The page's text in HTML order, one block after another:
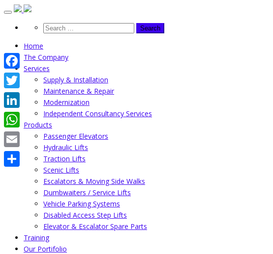
Skip
content
Home
The Company
Services
Supply & Installation
Maintenance & Repair
Modernization
Independent Consultancy Services
Products
Passenger Elevators
Hydraulic Lifts
Traction Lifts
Scenic Lifts
Escalators & Moving Side Walks
Dumbwaiters / Service Lifts
Vehicle Parking Systems
Disabled Access Step Lifts
Elevator & Escalator Spare Parts
Training
Our Portifolio
Facebook
Twitter
LinkedIn
WhatsApp
Email